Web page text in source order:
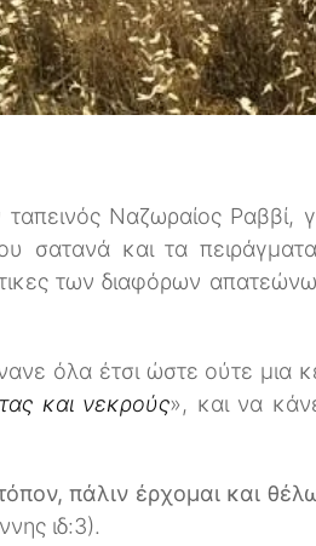
Ναζωραίος Ραββί,
σατανά και τα
των διαφόρων
όλα έτσι ώστε ούτε μια
και νεκρούς», και να
πάλιν έρχομαι και
ιδ:3).